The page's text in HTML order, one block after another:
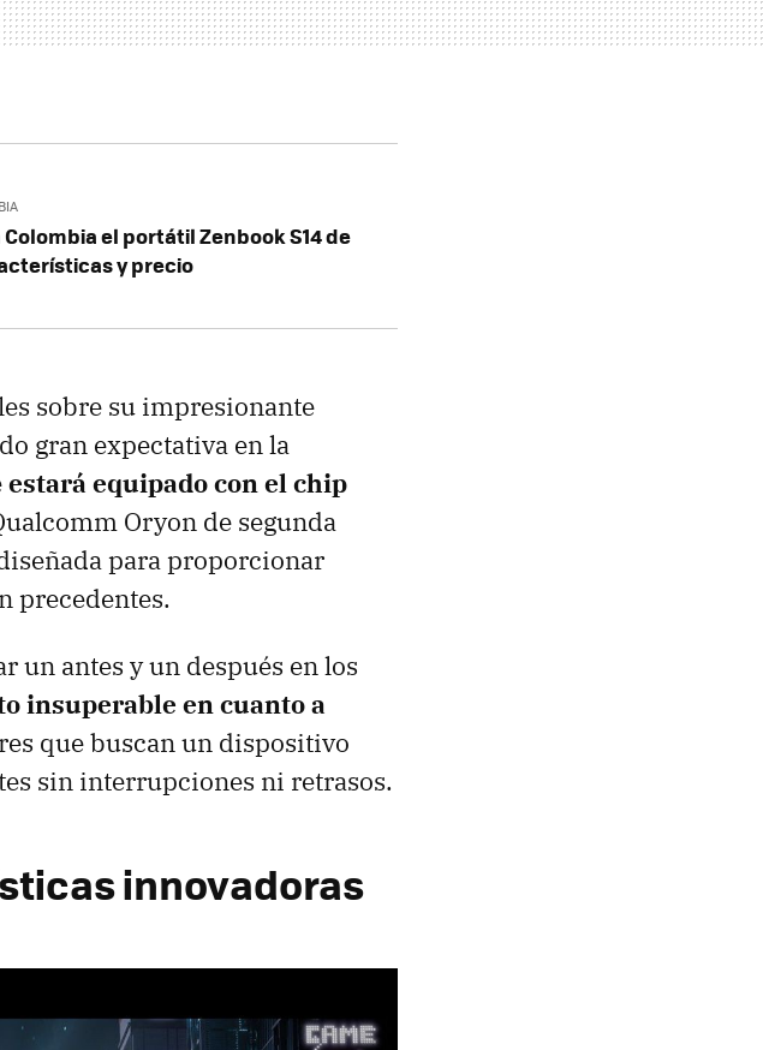
Colombia el portátil Zenbook S14 de
y precio
sobre su impresionante
gran expectativa en la
estará equipado con el chip
Oryon de segunda
para proporcionar
precedentes.
un antes y un después en los
insuperable en cuanto a
que buscan un dispositivo
sin interrupciones ni retrasos.
innovadoras